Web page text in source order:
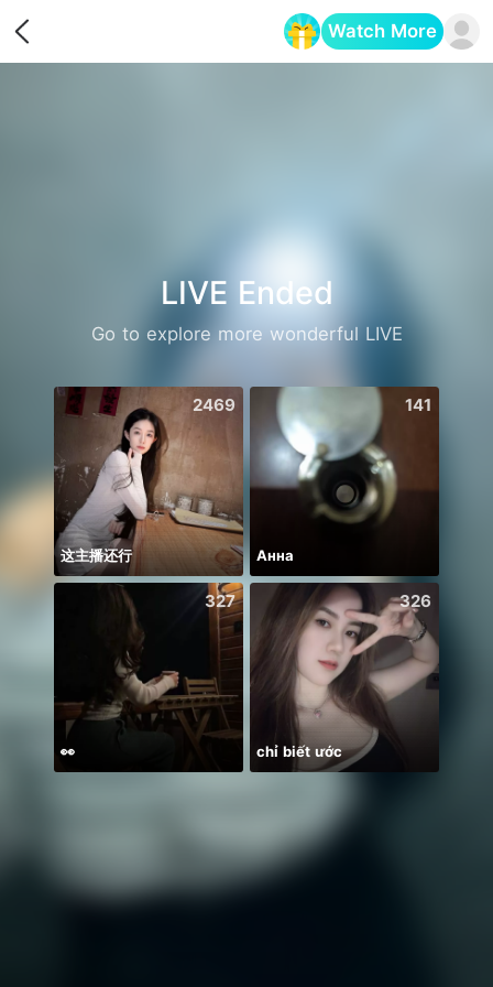
Watch More
LIVE Ended
Go to explore more wonderful LIVE
2469
这主播还行
141
Анна
327
👀
326
chỉ biết ước